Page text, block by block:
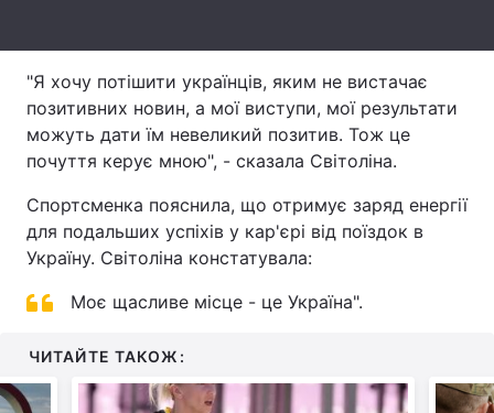
"Я хочу потішити українців, яким не вистачає
позитивних новин, а мої виступи, мої результати
можуть дати їм невеликий позитив. Тож це
почуття керує мною", - сказала Світоліна.
Спортсменка пояснила, що отримує заряд енергії
для подальших успіхів у кар'єрі від поїздок в
Україну. Світоліна констатувала:
Моє щасливе місце - це Україна".
ЧИТАЙТЕ ТАКОЖ: